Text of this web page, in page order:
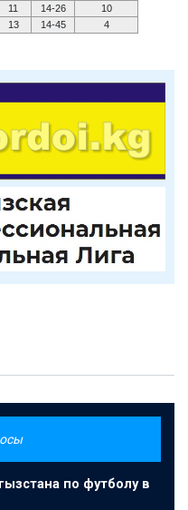
11 14-26
10
13 14-45 4
по футболу в